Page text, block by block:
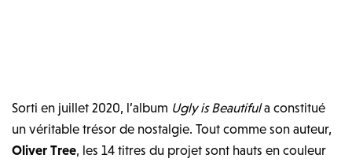
Sorti en juillet 2020, l’album Ugly is Beautifula constitué
un véritable trésor de nostalgie. Tout comme son auteur,
Oliver Tree, les 14 titres du projet sont hauts en couleur